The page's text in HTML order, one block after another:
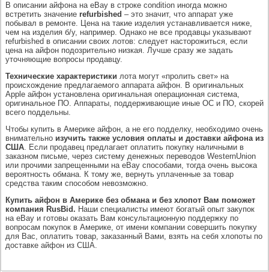
В описании айфона на eBay в строке condition иногда можно
встретить значение refurbished – это значит, что аппарат уже
побывал в ремонте. Цена на такие изделия устанавливается ниже,
чем на изделия б/у, например. Однако не все продавцы указывают
refurbished в описании своих лотов: следует насторожиться, если
цена на айфон подозрительно низкая. Лучше сразу же задать
уточняющие вопросы продавцу.
Технические характеристики лота могут «пролить свет» на
происхождение предлагаемого аппарата айфон. В оригинальных
Apple айфон установлена оригинальная операционная система,
оригинальное ПО. Аппараты, поддерживающие иные ОС и ПО, скорей
всего поддельны.
Чтобы купить в Америке айфон, а не его подделку, необходимо очень
внимательно изучить также условия оплаты и доставки айфона из
США. Если продавец предлагает оплатить покупку наличными в
заказном письме, через систему денежных переводов WesternUnion
или прочими запрещенными на eBay способами, тогда очень высока
вероятность обмана. К тому же, вернуть уплаченные за товар
средства таким способом невозможно.
Купить айфон в Америке без обмана и без хлопот Вам поможет
компания RusBid. Наши специалисты имеют богатый опыт закупок
на eBay и готовы оказать Вам консультационную поддержку по
вопросам покупок в Америке, от имени компании совершить покупку
для Вас, оплатить товар, заказанный Вами, взять на себя хлопоты по
доставке айфон из США.